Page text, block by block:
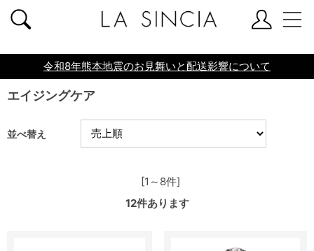
共通ヘッダー
令和8年熊本地震のお見舞いと配送影響について
エイジングケア
並べ替え
[1～8件]
12件あります